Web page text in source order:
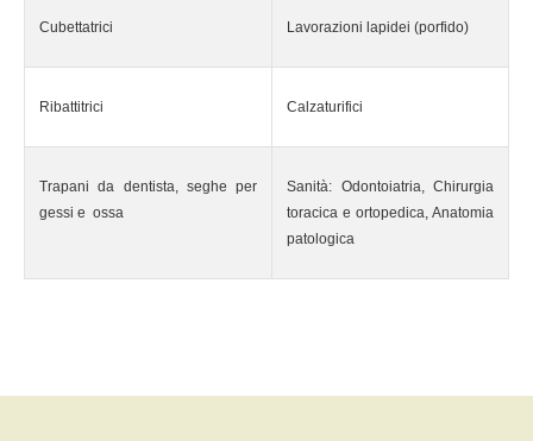
Cubettatrici Lavorazioni lapidei (porfido)
Ribattitrici Calzaturifici
Trapani da dentista, seghe per
gessi e ossa
Sanità: Odontoiatria, Chirurgia
toracica e ortopedica, Anatomia
patologica